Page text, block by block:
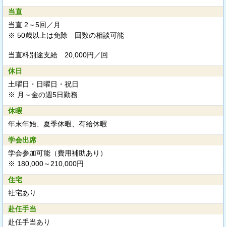
当直
当直 2～5回／月
※ 50歳以上は免除 回数の相談可能
当直料別途支給
20,000円／回
休日
土曜日・日曜日・祝日
※ 月～金の週5日勤務
休暇
年末年始、夏季休暇、有給休暇
学会出席
学会参加可能（費用補助あり）
※ 180,000～210,000円
住宅
社宅あり
赴任手当
赴任手当あり